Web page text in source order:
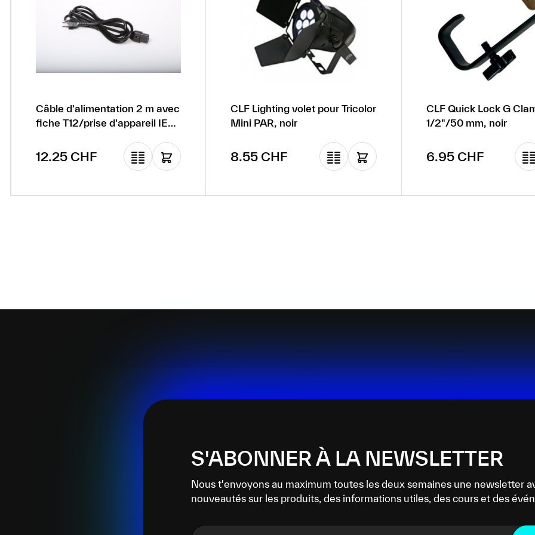
Câble d'alimentation 2 m avec
fiche T12/prise d'appareil IEC
Prix régulier :
12.25 CHF
CLF Lighting volet pour Tricolor
Mini PAR, noir
Prix régulier :
8.55 CHF
CLF Quick Lock G
1/2"/50 mm, noir
Prix régulier :
6.95 CHF
S'ABONNER À LA NEWSLETTER
Nous t'envoyons au maximum toutes les deux semaines une newsletter
nouveautés sur les produits, des informations utiles, des cours et des